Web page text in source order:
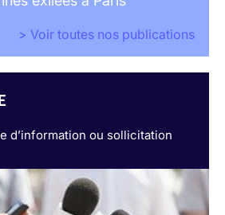
> Voir toutes nos publications
d’information ou sollicitation